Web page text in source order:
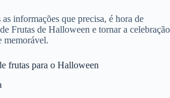
informações que precisa, é hora de
Frutas de Halloween e tornar a celebração
memorável.
frutas para o Halloween